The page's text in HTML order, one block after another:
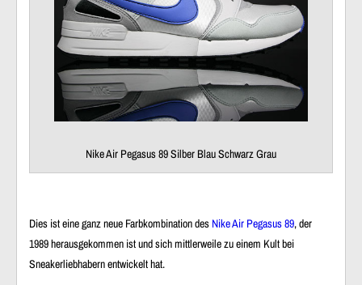
Nike Air Pegasus 89 Silber Blau Schwarz Grau
Dies ist eine ganz neue Farbkombination des Nike Air Pegasus 89, der
1989 herausgekommen ist und sich mittlerweile zu einem Kult bei
Sneakerliebhabern entwickelt hat.